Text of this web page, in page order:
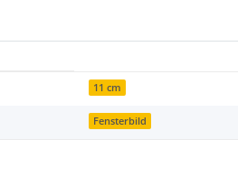
11 cm
Fensterbild